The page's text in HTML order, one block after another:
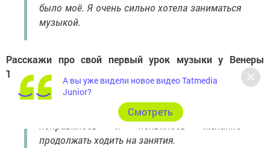
было моё. Я очень сильно хотела заниматься
музыкой.
Расскажи про свой первый урок музыки у Венеры
Таировны?
— Было волнительно, немного, но мне очень
понравилось и появилось желание
продолжать ходить на занятия.
А вы уже видели новое видео Tatmedia
Junior?
Cмотреть